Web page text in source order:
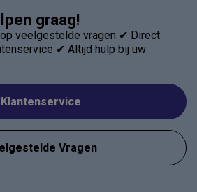
graag!
veelgestelde vragen ✔ Direct
✔ Altijd hulp bij uw
Klantenservice
Vragen